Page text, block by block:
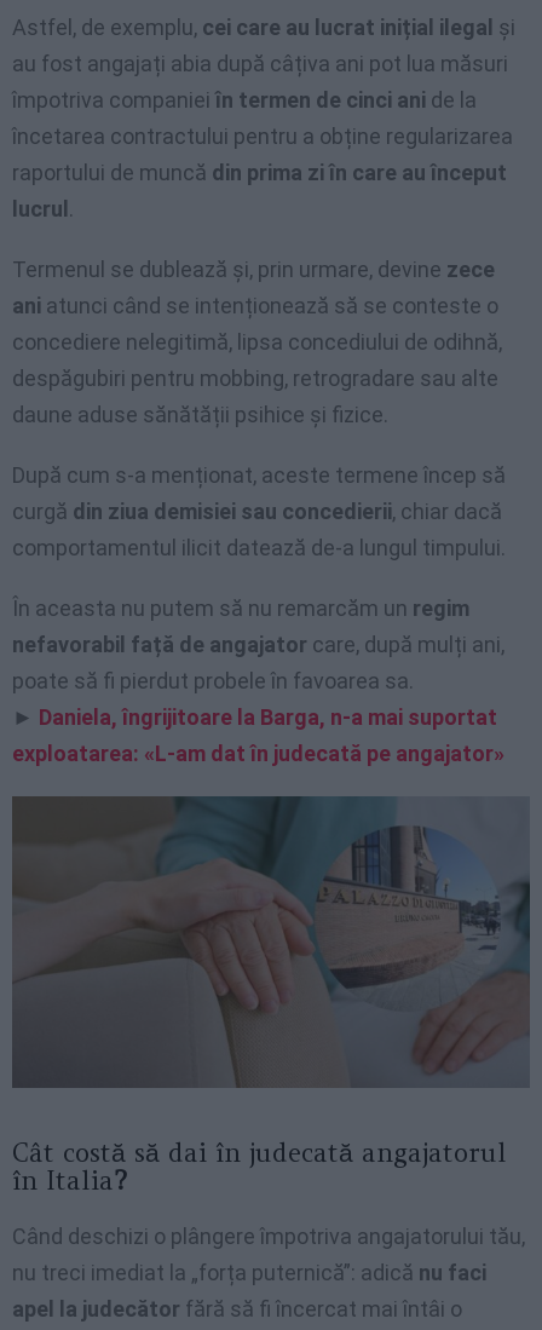
Astfel, de exemplu, cei care au lucrat inițial ilegal și
au fost angajați abia după câțiva ani pot lua măsuri
împotriva companiei în termen de cinci ani de la
încetarea contractului pentru a obține regularizarea
raportului de muncă din prima zi în care au început
lucrul .
Termenul se dublează și, prin urmare, devine zece
ani atunci când se intenționează să se conteste o
concediere nelegitimă, lipsa concediului de odihnă,
despăgubiri pentru mobbing, retrogradare sau alte
daune aduse sănătății psihice și fizice.
După cum s-a menționat, aceste termene încep să
curgă din ziua demisiei sau concedierii, chiar dacă
comportamentul ilicit datează de-a lungul timpului.
În aceasta nu putem să nu remarcăm un regim
nefavorabil față de angajator care, după mulți ani,
poate să fi pierdut probele în favoarea sa.
► Daniela, îngrijitoare la Barga, n-a mai suportat
exploatarea: «L-am dat în judecată pe angajator»
Cât costă să dai în judecată angajatorul
în Italia?
Când deschizi o plângere împotriva angajatorului tău,
nu treci imediat la „forța puternică”: adică nu faci
apel la judecător fără să fi încercat mai întâi o